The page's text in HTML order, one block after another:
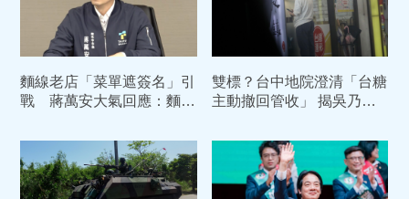
麵線老店「菜單遮簽名」引
戰 蔣萬安大氣回應：麵
雙標？台中地院澄清「台糖
主動撤回管收」 揭吳乃仁
紙」